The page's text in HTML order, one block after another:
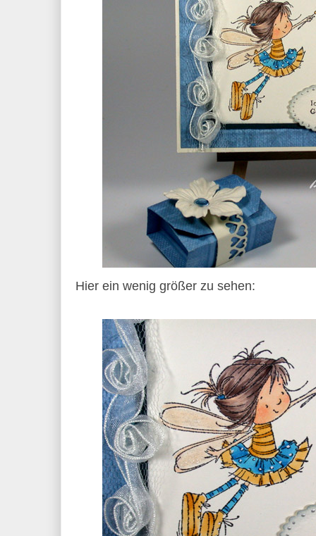
Hier ein wenig größer zu sehen: